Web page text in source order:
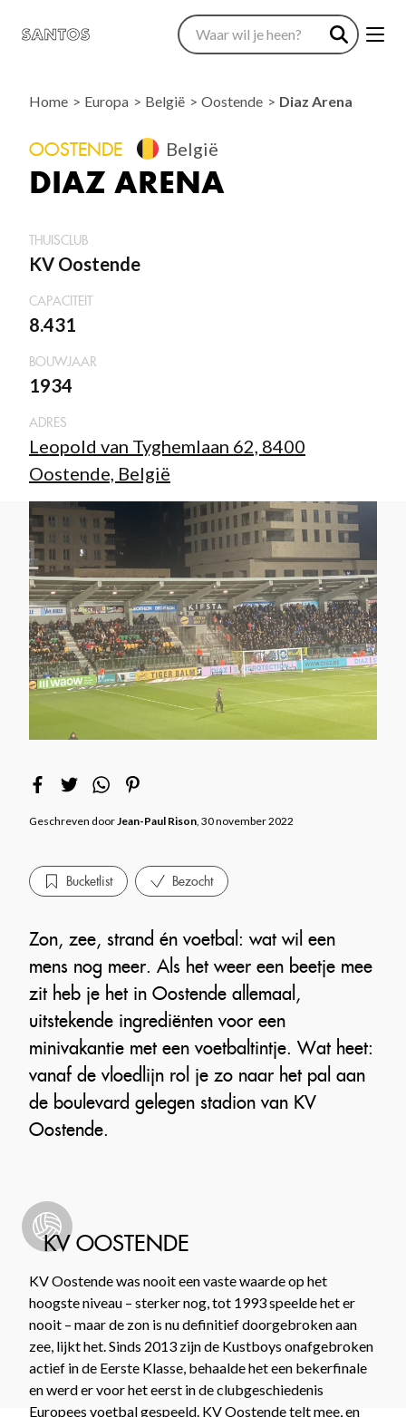
Home Europa België Oostende Diaz Arena
OOSTENDE België
DIAZ ARENA
THUISCLUB
KV Oostende
CAPACITEIT
8.431
BOUWJAAR
1934
ADRES
Leopold van Tyghemlaan 62, 8400
Oostende, België
Geschreven doorJean-Paul Rison, 30 november 2022
Bucketlist Bezocht
Zon, zee, strand én voetbal: wat wil een
mens nog meer. Als het weer een beetje mee
zit heb je het in Oostende allemaal,
uitstekende ingrediënten voor een
minivakantie met een voetbaltintje. Wat heet:
vanaf de vloedlijn rol je zo naar het pal aan
de boulevard gelegen stadion van KV
Oostende.
KV OOSTENDE
KV Oostende was nooit een vaste waarde op het
hoogste niveau – sterker nog, tot 1993 speelde het er
nooit – maar de zon is nu definitief doorgebroken aan
zee, lijkt het. Sinds 2013 zijn de Kustboys onafgebroken
actief in de Eerste Klasse, behaalde het een bekerfinale
en werd er voor het eerst in de clubgeschiedenis
Europees voetbal gespeeld. KV Oostende telt mee, en